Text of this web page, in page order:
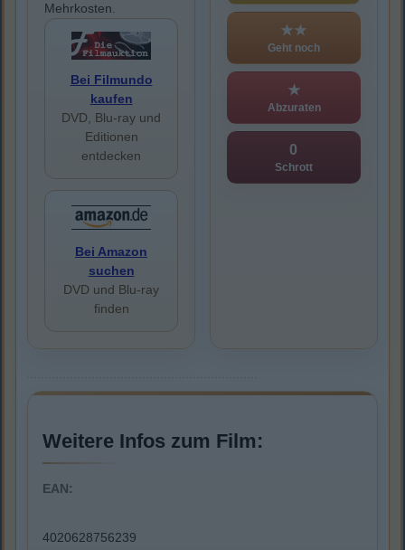
Mehrkosten.
Bei Filmundo
kaufen
DVD, Blu-ray und
Editionen
entdecken
Bei Amazon
suchen
DVD und Blu-ray
finden
★★
Geht noch
★
Abzuraten
0
Schrott
Weitere Infos zum Film:
EAN:
4020628756239